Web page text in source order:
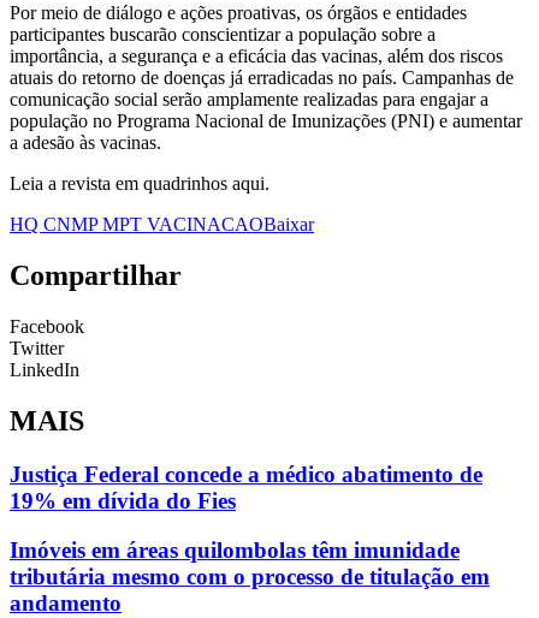
Por meio de diálogo e ações proativas, os órgãos e entidades
participantes buscarão conscientizar a população sobre a
importância, a segurança e a eficácia das vacinas, além dos riscos
atuais do retorno de doenças já erradicadas no país. Campanhas de
comunicação social serão amplamente realizadas para engajar a
população no Programa Nacional de Imunizações (PNI) e aumentar
a adesão às vacinas.
Leia a revista em quadrinhos aqui.
HQ CNMP MPT VACINACAOBaixar
Compartilhar
Facebook
Twitter
LinkedIn
MAIS
Justiça Federal concede a médico abatimento de
19% em dívida do Fies
Imóveis em áreas quilombolas têm imunidade
tributária mesmo com o processo de titulação em
andamento